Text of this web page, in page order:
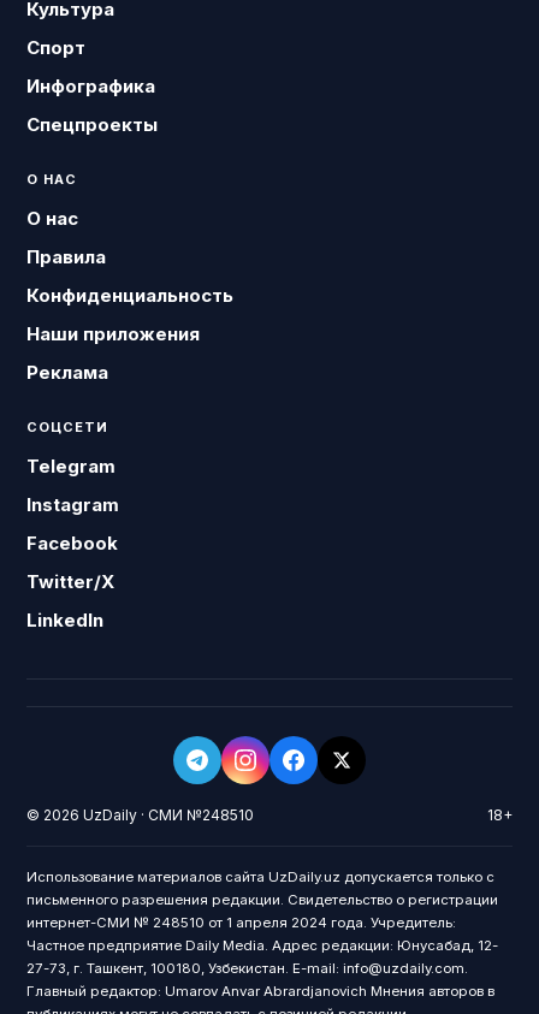
Культура
Спорт
Инфографика
Спецпроекты
О НАС
О нас
Правила
Конфиденциальность
Наши приложения
Реклама
СОЦСЕТИ
Telegram
Instagram
Facebook
Twitter/X
LinkedIn
© 2026 UzDaily · СМИ №248510 18+
Использование материалов сайта UzDaily.uz допускается только с
письменного разрешения редакции. Свидетельство о регистрации
интернет-СМИ № 248510 от 1 апреля 2024 года. Учредитель:
Частное предприятие Daily Media. Адрес редакции: Юнусабад, 12-
27-73, г. Ташкент, 100180, Узбекистан. E-mail: info@uzdaily.com.
Главный редактор: Umarov Anvar Abrardjanovich Мнения авторов в